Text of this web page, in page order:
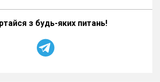
з будь-яких питань!